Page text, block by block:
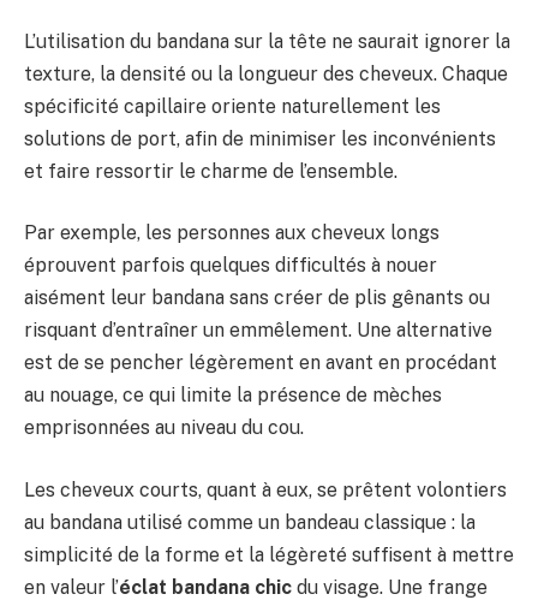
L’utilisation du bandana sur la tête ne saurait ignorer la
texture, la densité ou la longueur des cheveux. Chaque
spécificité capillaire oriente naturellement les
solutions de port, afin de minimiser les inconvénients
et faire ressortir le charme de l’ensemble.
Par exemple, les personnes aux cheveux longs
éprouvent parfois quelques difficultés à nouer
aisément leur bandana sans créer de plis gênants ou
risquant d’entraîner un emmêlement. Une alternative
est de se pencher légèrement en avant en procédant
au nouage, ce qui limite la présence de mèches
emprisonnées au niveau du cou.
Les cheveux courts, quant à eux, se prêtent volontiers
au bandana utilisé comme un bandeau classique : la
simplicité de la forme et la légèreté suffisent à mettre
en valeur l’éclat bandana chic du visage. Une frange